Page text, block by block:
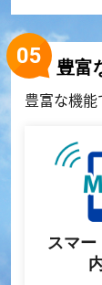
豊富
豊富な機能
スマー